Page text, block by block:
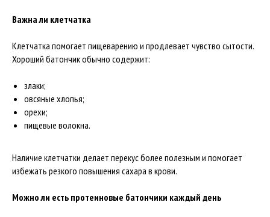
Важна ли клетчатка
Клетчатка помогает пищеварению и продлевает чувство сытости.
Хороший батончик обычно содержит:
злаки;
овсяные хлопья;
орехи;
пищевые волокна.
Наличие клетчатки делает перекус более полезным и помогает
избежать резкого повышения сахара в крови.
Можно ли есть протеиновые батончики каждый день